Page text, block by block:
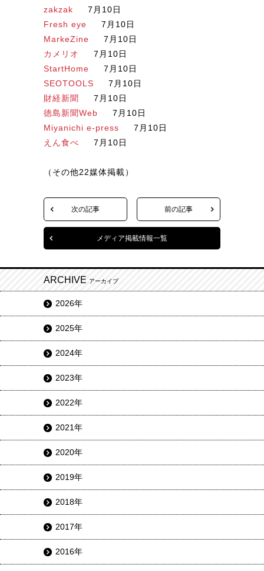
zakzak
7月10日
Fresh eye
7月10日
MarkeZine
7月10日
カメリオ
7月10日
StartHome
7月10日
SEOTOOLS
7月10日
財経新聞
7月10日
徳島新聞Web
7月10日
Miyanichi e-press
7月10日
えん食べ
7月10日
（その他22媒体掲載）
次の記事 前の記事
メディア掲載情報一覧
ARCHIVE アーカイブ
2026年
2025年
2024年
2023年
2022年
2021年
2020年
2019年
2018年
2017年
2016年